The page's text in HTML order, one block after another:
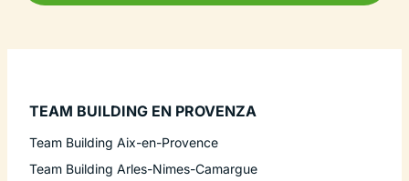
TEAM BUILDING EN PROVENZA
Team Building Aix-en-Provence
Team Building Arles-Nimes-Camargue